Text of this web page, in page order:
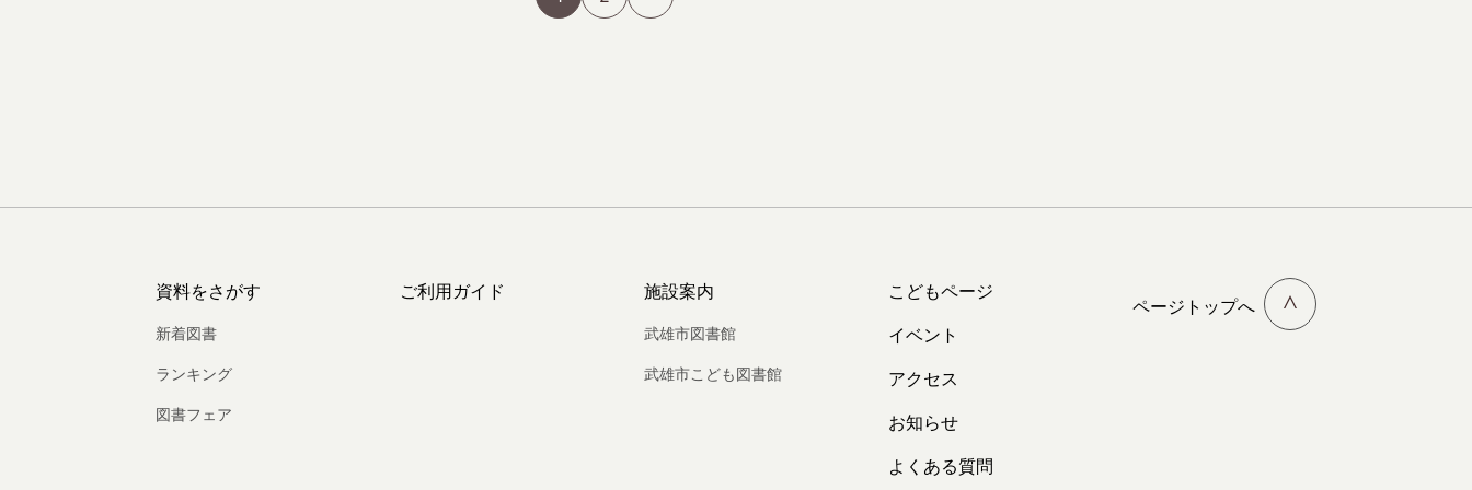
資料をさがす
新着図書
ランキング
図書フェア
ご利用ガイド 施設案内
武雄市図書館
武雄市こども図書館
こどもページ
イベント
アクセス
お知らせ
よくある質問
ページトップへ